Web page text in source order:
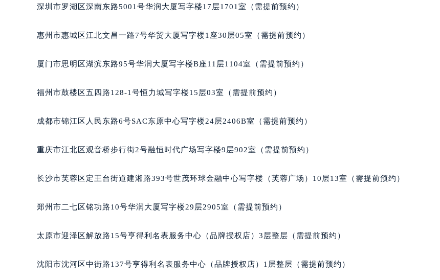
辽宁省盘锦市兴隆台区石油大街法穆兰售后服务中心（需提前预约）
辽宁省营口市站前区市府路与渤海大街交叉口法穆兰售后服务中心（需提前预约）
辽宁省沈阳市沈河区中街路83号亨得利名表维修授权店1楼法穆兰售后服务中心（需提前预约）
北京市东城区东长安街1号王府井东方广场W3座6层602室法穆兰售后服务中心（需提前预约）
内蒙古自治区阿拉善盟市左旗土尔扈特大街法穆兰售后服务中心（需提前预约）
内蒙古自治区包头市青山区幸福路甲3号王府井百货名表维修法穆兰售后服务中心（需提前预约）
内蒙古自治区鄂尔多斯市东胜区伊金霍洛街法穆兰售后服务中心（需提前预约）
内蒙古自治区通辽市科尔沁区明仁大街法穆兰售后服务中心（需提前预约）
内蒙古自治区乌兰察布市集宁区恩和大街法穆兰售后服务中心（需提前预约）
内蒙古自治区兴安盟市乌兰浩特市兴安大街法穆兰售后服务中心（需提前预约）
深圳市罗湖区深南东路5001号华润大厦写字楼17层1701室（需提前预约）
惠州市惠城区江北文昌一路7号华贸大厦写字楼1座30层05室（需提前预约）
厦门市思明区湖滨东路95号华润大厦写字楼B座11层1104室（需提前预约）
福州市鼓楼区五四路128-1号恒力城写字楼15层03室（需提前预约）
成都市锦江区人民东路6号SAC东原中心写字楼24层2406B室（需提前预约）
重庆市江北区观音桥步行街2号融恒时代广场写字楼9层902室（需提前预约）
长沙市芙蓉区定王台街道建湘路393号世茂环球金融中心写字楼（芙蓉广场）10层13室（需提前预约）
郑州市二七区铭功路10号华润大厦写字楼29层2905室（需提前预约）
太原市迎泽区解放路15号亨得利名表服务中心（品牌授权店）3层整层（需提前预约）
沈阳市沈河区中街路137号亨得利名表服务中心（品牌授权店）1层整层（需提前预约）